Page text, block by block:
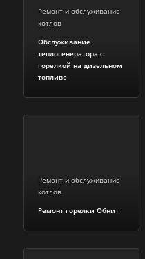
Ремонт и обслуживание
котлов
Обслуживание
теплогенератора с
горелкой на дизельном
топливе
Ремонт и обслуживание
котлов
Ремонт горелки Обнит